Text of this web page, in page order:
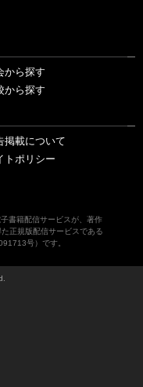
から探す
から探す
掲載について
トポリシー
書籍配信サービスが、著作
正規版配信サービスである
号）です。